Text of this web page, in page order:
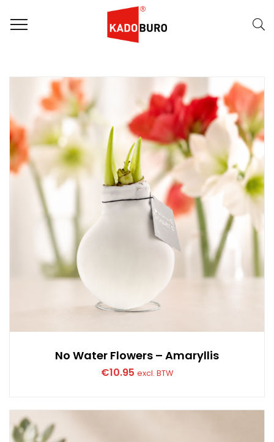
Naam (A-Z) FILTER
No Water Flowers – Amaryllis
€10.95 excl. BTW